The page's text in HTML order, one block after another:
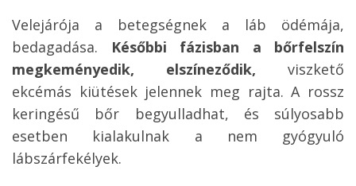
Velejárója a betegségnek a láb ödémája,
bedagadása.
Későbbi fázisban a bőrfelszín
megkeményedik, elszíneződik, viszkető
ekcémás kiütések jelennek meg rajta. A rossz
keringésű bőr begyulladhat, és súlyosabb
esetben kialakulnak a nem gyógyuló
lábszárfekélyek.